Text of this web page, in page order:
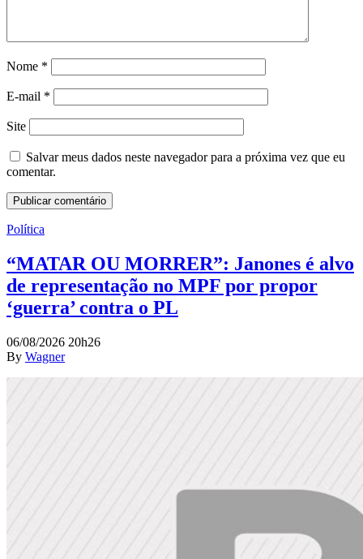
Nome *
E-mail *
Site
Salvar meus dados neste navegador para a próxima vez que eu
comentar.
Política
“MATAR OU MORRER”: Janones é alvo
de representação no MPF por propor
‘guerra’ contra o PL
06/08/2026 20h26
By Wagner